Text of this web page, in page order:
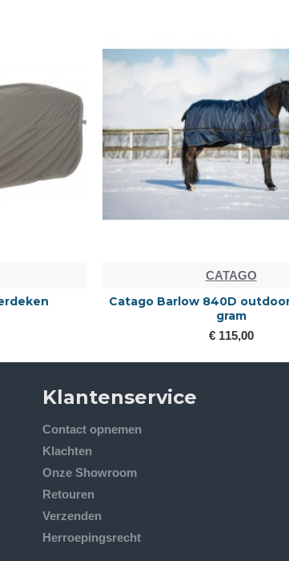
CATAGO
Catago Barlow 840D
gram
€ 115,00
Klantenservice
Contact opnemen
Klachten
Onze Showroom
Retouren
Verzenden
Herroepingsrecht